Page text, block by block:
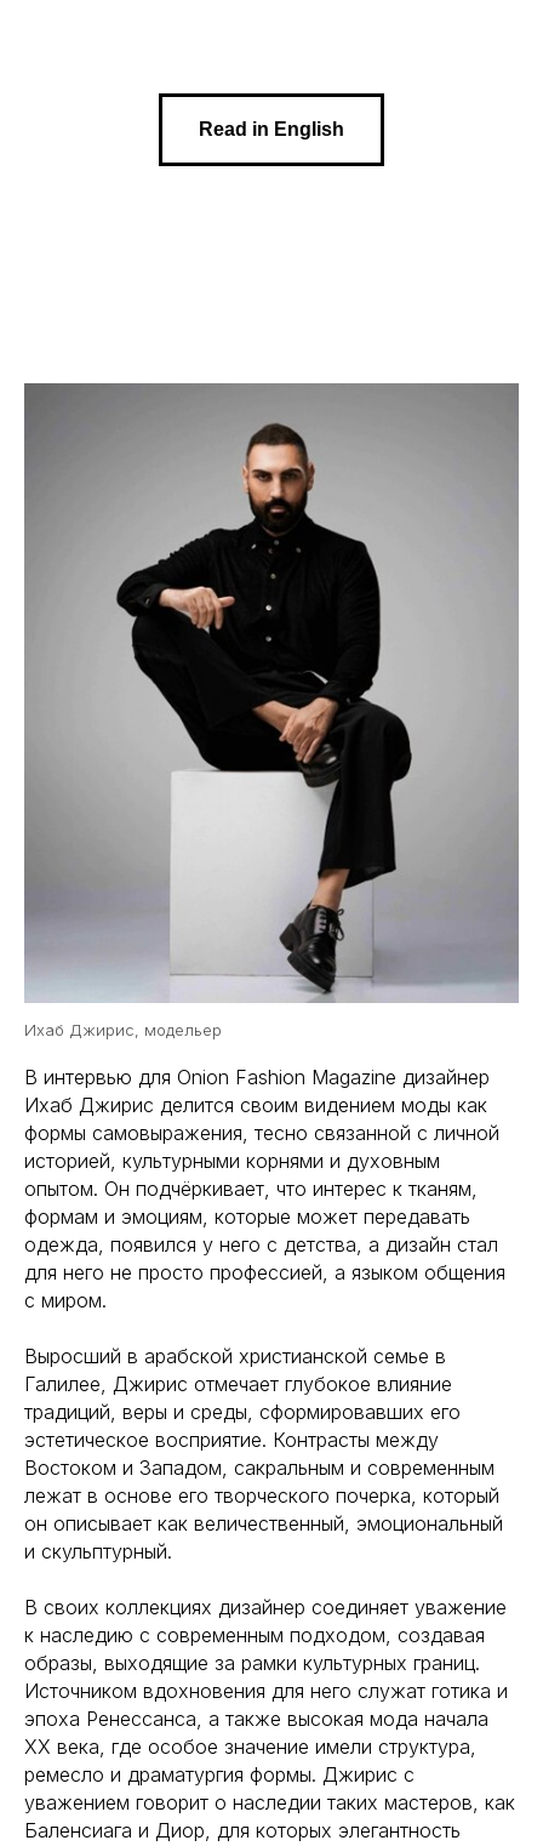
Read in English
Ихаб Джирис, модельер
В интервью для Onion Fashion Magazine дизайнер
Ихаб Джирис делится своим видением моды как
формы самовыражения, тесно связанной с личной
историей, культурными корнями и духовным
опытом. Он подчёркивает, что интерес к тканям,
формам и эмоциям, которые может передавать
одежда, появился у него с детства, а дизайн стал
для него не просто профессией, а языком общения
с миром.
Выросший в арабской христианской семье в
Галилее, Джирис отмечает глубокое влияние
традиций, веры и среды, сформировавших его
эстетическое восприятие. Контрасты между
Востоком и Западом, сакральным и современным
лежат в основе его творческого почерка, который
он описывает как величественный, эмоциональный
и скульптурный.
В своих коллекциях дизайнер соединяет уважение
к наследию с современным подходом, создавая
образы, выходящие за рамки культурных границ.
Источником вдохновения для него служат готика и
эпоха Ренессанса, а также высокая мода начала
XX века, где особое значение имели структура,
ремесло и драматургия формы. Джирис с
уважением говорит о наследии таких мастеров, как
Баленсиага и Диор, для которых элегантность